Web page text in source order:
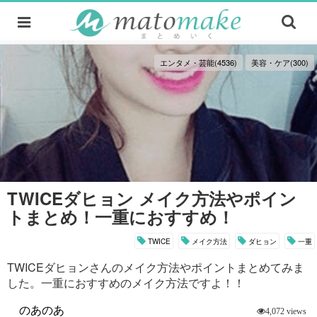
エンタメ・芸能(4536) 美容・ケア(300)
TWICEダヒョン メイク方法やポイン
トまとめ！一重におすすめ！
TWICE メイク方法 ダヒョン 一重
TWICEダヒョンさんのメイク方法やポイントまとめてみま
した。一重におすすめのメイク方法ですよ！！
のあのあ
4,072 views